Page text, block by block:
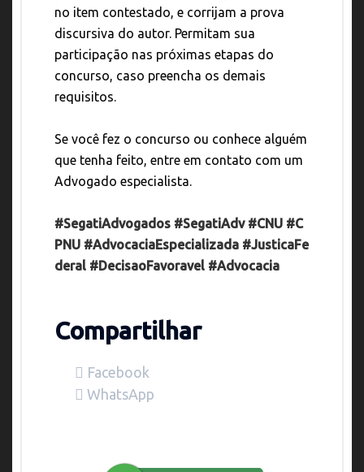
no item contestado, e corrijam a prova
discursiva do autor. Permitam sua
participação nas próximas etapas do
concurso, caso preencha os demais
requisitos.
Se você fez o concurso ou conhece alguém
que tenha feito, entre em contato com um
Advogado especialista.
#SegatiAdvogados #SegatiAdv #CNU #C
PNU #AdvocaciaEspecializada #JusticaFe
deral #DecisaoFavoravel #Advocacia
Compartilhar
Facebook
WhatsApp